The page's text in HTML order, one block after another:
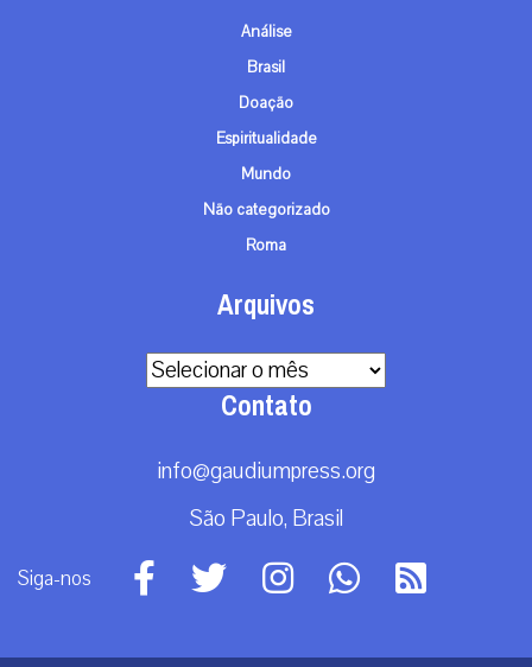
Análise
Brasil
Doação
Espiritualidade
Mundo
Não categorizado
Roma
Arquivos
Arquivos
Contato
info@gaudiumpress.org
São Paulo, Brasil
Siga-nos